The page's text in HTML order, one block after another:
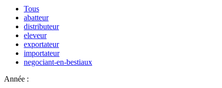
Tous
abatteur
distributeur
eleveur
exportateur
importateur
negociant-en-bestiaux
Année :